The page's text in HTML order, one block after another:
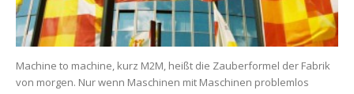
Machine to machine, kurz M2M, heißt die Zauberformel der Fabrik
von morgen. Nur wenn Maschinen mit Maschinen problemlos